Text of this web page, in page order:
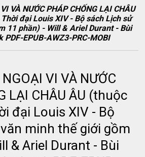
VÀ NƯỚC PHÁP CHỐNG LẠI CHÂU
đại Louis XIV - Bộ sách Lịch sử
11 phần) - Will & Ariel Durant - Bùi
EPUB-AWZ3-PRC-MOBI
VI VÀ NƯỚC
LẠI CHÂU ÂU (thuộc
đại Louis XIV - Bộ
minh thế giới gồm
& Ariel Durant - Bùi